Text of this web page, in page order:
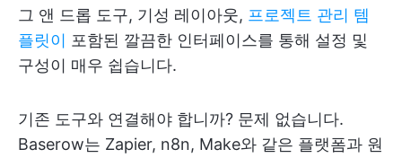
그 앤 드롭 도구, 기성 레이아웃, 프로젝트 관리 템
플릿이 포함된 깔끔한 인터페이스를 통해 설정 및
구성이 매우 쉽습니다.
기존 도구와 연결해야 합니까? 문제 없습니다.
Baserow는 Zapier, n8n, Make와 같은 플랫폼과 원